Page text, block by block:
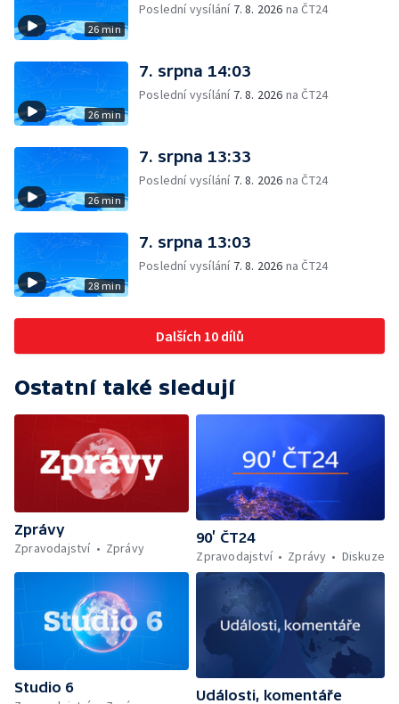
26 min
Poslední vysílání 7. 8. 2026 na ČT24
26 min
7. srpna 14:03
Poslední vysílání 7. 8. 2026 na ČT24
26 min
7. srpna 13:33
Poslední vysílání 7. 8. 2026 na ČT24
28 min
7. srpna 13:03
Poslední vysílání 7. 8. 2026 na ČT24
Dalších 10 dílů
Ostatní také sledují
Zprávy
Zpravodajství
Zprávy
90’ ČT24
Zpravodajství
Zprávy Diskuze
Studio 6
Události, komentáře